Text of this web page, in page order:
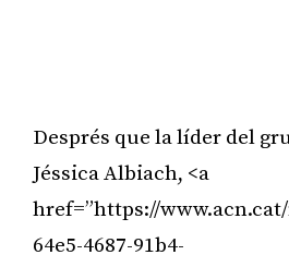
Després que la líder del
Jéssica Albiach, <a
href=”https://
64e5-4687-91b4-